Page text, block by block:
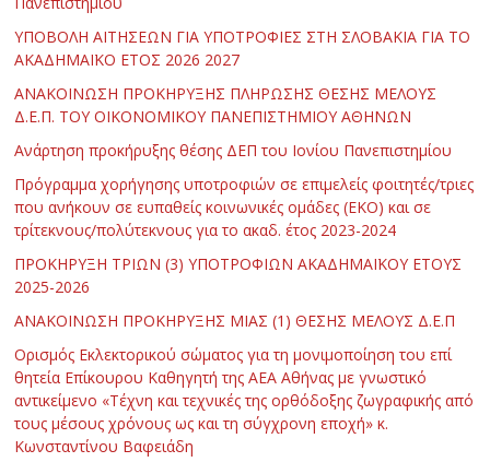
ΥΠΟΒΟΛΗ ΑΙΤΗΣΕΩΝ ΓΙΑ ΥΠΟΤΡΟΦΙΕΣ ΣΤΗ ΣΛΟΒΑΚΙΑ ΓΙΑ ΤΟ
ΑΚΑΔΗΜΑΪΚΟ ΕΤΟΣ 2026 2027
ΑΝΑΚΟΙΝΩΣΗ ΠΡΟΚΗΡΥΞΗΣ ΠΛΗΡΩΣΗΣ ΘΕΣΗΣ ΜΕΛΟΥΣ
Δ.Ε.Π. ΤΟΥ ΟΙΚΟΝΟΜΙΚΟΥ ΠΑΝΕΠΙΣΤΗΜΙΟΥ ΑΘΗΝΩΝ
Ανάρτηση προκήρυξης θέσης ΔΕΠ του Ιονίου Πανεπιστημίου
Πρόγραμμα χορήγησης υποτροφιών σε επιμελείς φοιτητές/τριες
που ανήκουν σε ευπαθείς κοινωνικές ομάδες (ΕΚΟ) και σε
τρίτεκνους/πολύτεκνους για το ακαδ. έτος 2023-2024
ΠΡΟΚΗΡΥΞΗ ΤΡΙΩΝ (3) ΥΠΟΤΡΟΦΙΩΝ ΑΚΑΔΗΜΑΪΚΟΥ ΕΤΟΥΣ
2025-2026
ΑΝΑΚΟΙΝΩΣΗ ΠΡΟΚΗΡΥΞΗΣ ΜΙΑΣ (1) ΘΕΣΗΣ ΜΕΛΟΥΣ Δ.Ε.Π
Ορισμός Εκλεκτορικού σώματος για τη μονιμοποίηση του επί
θητεία Επίκουρου Καθηγητή της ΑΕΑ Αθήνας με γνωστικό
αντικείμενο «Τέχνη και τεχνικές της ορθόδοξης ζωγραφικής από
τους μέσους χρόνους ως και τη σύγχρονη εποχή» κ.
Κωνσταντίνου Βαφειάδη